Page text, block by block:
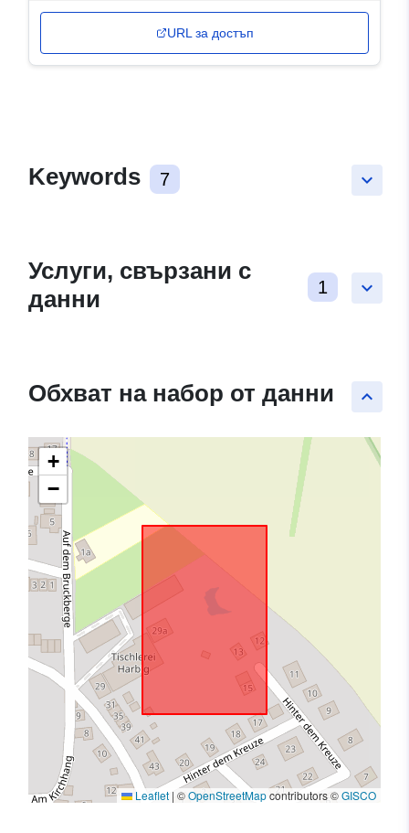
URL за достъп
keyboard_arrow_down
Keywords 7
keyboard_arrow_down
Услуги, свързани с
данни
1
keyboard_arrow_up
Обхват на набор от данни
+
−
Leaflet | ©OpenStreetMapcontributors ©GISCO